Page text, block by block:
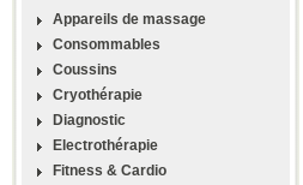
Appareils de massage
Consommables
Coussins
Cryothérapie
Diagnostic
Electrothérapie
Fitness & Cardio